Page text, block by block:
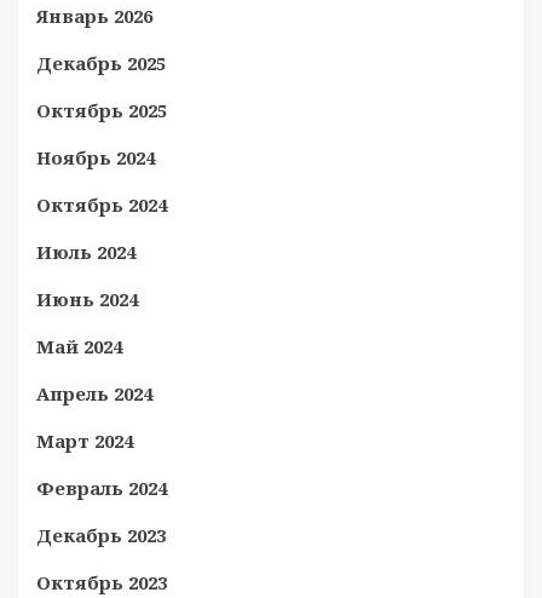
Январь 2026
Декабрь 2025
Октябрь 2025
Ноябрь 2024
Октябрь 2024
Июль 2024
Июнь 2024
Май 2024
Апрель 2024
Март 2024
Февраль 2024
Декабрь 2023
Октябрь 2023